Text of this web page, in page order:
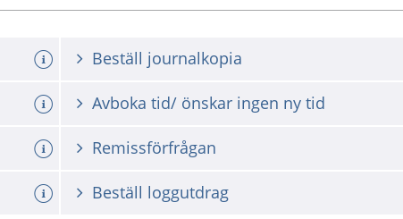
Beställ journalkopia
Avboka tid/ önskar ingen ny tid
Remissförfrågan
Beställ loggutdrag